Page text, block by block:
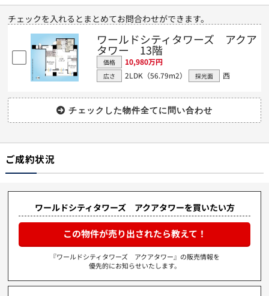
チェックを入れるとまとめてお問合わせができます。
ワールドシティタワーズ アクア
タワー 13階
価格 10,980万円
広さ 2LDK（56.79m2） 採光面 西
ご成約状況
ワールドシティタワーズ アクアタワーを買いたい方
この物件が売り出されたら教えて！
『ワールドシティタワーズ アクアタワー』の販売情報を
優先的にお知らせいたします。